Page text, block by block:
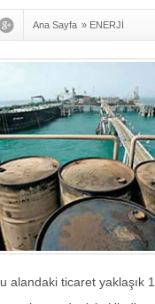
Ana Sayfa » ENERJİ
alandaki ticaret yaklaşık